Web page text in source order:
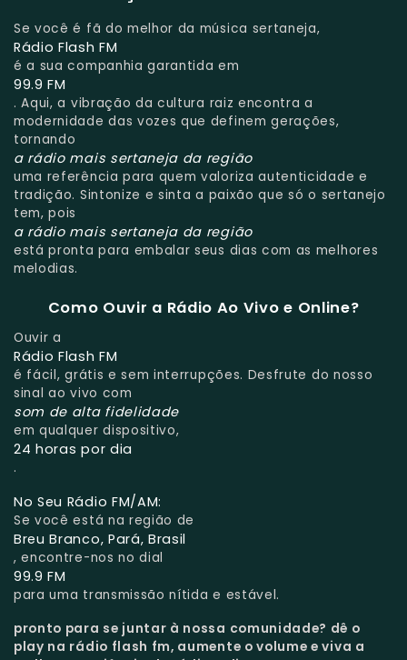
Se você é fã do melhor da música sertaneja,
Rádio Flash FM
é a sua companhia garantida em
99.9 FM
. Aqui, a vibração da cultura raiz encontra a
modernidade das vozes que definem gerações,
tornando
a rádio mais sertaneja da região
uma referência para quem valoriza autenticidade e
tradição. Sintonize e sinta a paixão que só o sertanejo
tem, pois
a rádio mais sertaneja da região
está pronta para embalar seus dias com as melhores
melodias.
Como Ouvir a Rádio Ao Vivo e Online?
Ouvir a
Rádio Flash FM
é fácil, grátis e sem interrupções. Desfrute do nosso
sinal ao vivo com
som de alta fidelidade
em qualquer dispositivo,
24 horas por dia
.
No Seu Rádio FM/AM:
Se você está na região de
Breu Branco, Pará, Brasil
, encontre-nos no dial
99.9 FM
para uma transmissão nítida e estável.
pronto para se juntar à nossa comunidade? dê o
play na rádio flash fm, aumente o volume e viva a